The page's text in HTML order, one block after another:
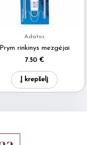
Adatos
Prym rinkinys mezgėjai
7.50 €
Į krepšelį